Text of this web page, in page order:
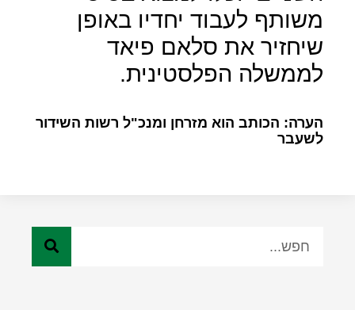
משותף לעבוד יחדיו באופן
שיחזיר את סלאם פיאד
לממשלה הפלסטינית.
הערה: הכותב הוא מזרחן ומנכ"ל רשות השידור
לשעבר